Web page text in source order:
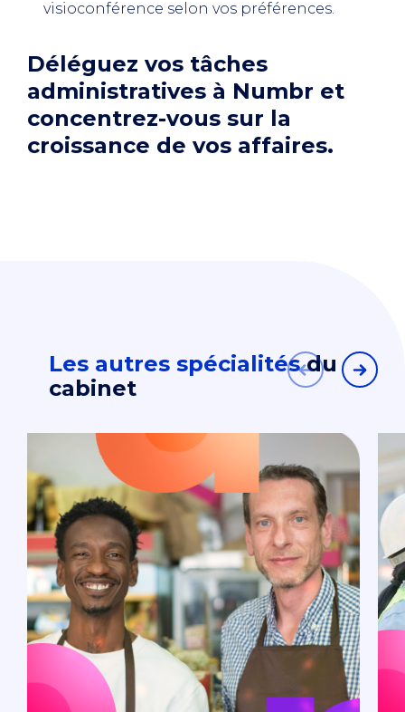
visioconférence selon vos préférences.
Déléguez vos tâches
administratives à Numbr et
concentrez-vous sur la
croissance de vos affaires.
Les autres spécialitésdu
cabinet